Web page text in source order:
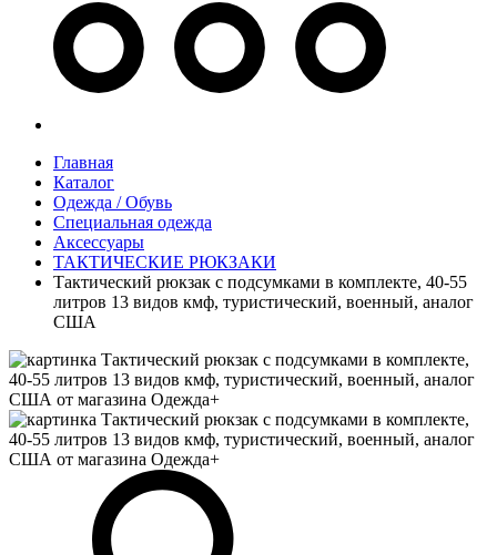
Главная
Каталог
Одежда / Обувь
Специальная одежда
Аксессуары
ТАКТИЧЕСКИЕ РЮКЗАКИ
Тактический рюкзак с подсумками в комплекте, 40-55
литров 13 видов кмф, туристический, военный, аналог
США